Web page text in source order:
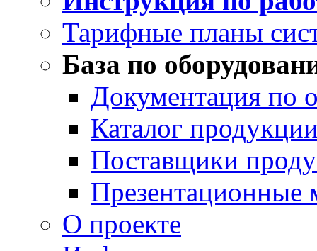
Тарифные планы
База по
Документация по
Каталог
Поставщики
Презентационные
О проекте